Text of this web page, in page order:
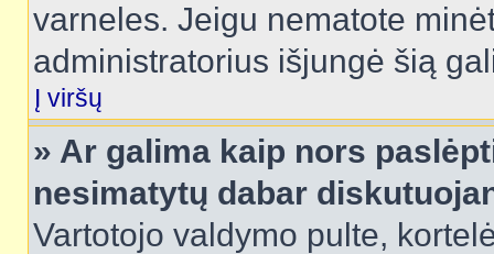
varneles. Jeigu nematote
administratorius išjungė šią
Į viršų
» Ar galima kaip nors
nesimatytų dabar
Vartotojo valdymo pulte,